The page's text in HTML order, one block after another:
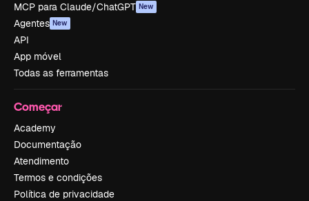
MCP para Claude/ChatGPT New
Agentes New
API
App móvel
Todas as ferramentas
Começar
Academy
Documentação
Atendimento
Termos e condições
Política de privacidade